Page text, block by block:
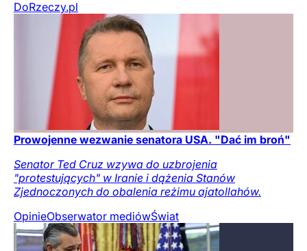
DoRzeczy.pl
Prowojenne wezwanie senatora USA. "Dać im broń"
Senator Ted Cruz wzywa do uzbrojenia
"protestujących" w Iranie i dążenia Stanów
Zjednoczonych do obalenia reżimu ajatollahów.
OpinieObserwator mediówŚwiat